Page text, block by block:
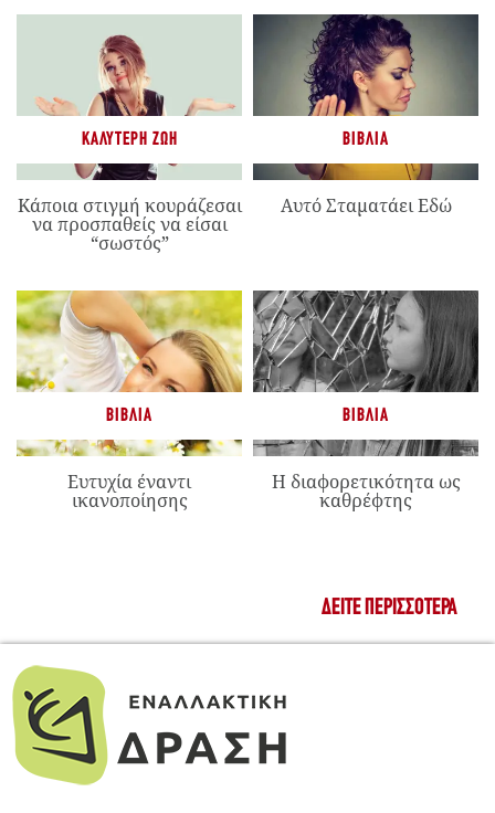
ΚΑΛΎΤΕΡΗ ΖΩΉ
Κάποια στιγμή κουράζεσαι
να προσπαθείς να είσαι
“σωστός”
ΒΙΒΛΊΑ
Αυτό Σταματάει Εδώ
ΒΙΒΛΊΑ
Ευτυχία έναντι
ικανοποίησης
ΒΙΒΛΊΑ
Η διαφορετικότητα ως
καθρέφτης
ΔΕΊΤΕ ΠΕΡΙΣΣΌΤΕΡΑ